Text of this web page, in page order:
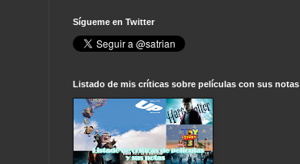
Sígueme en Twitter
Listado de mis críticas sobre películas con sus notas